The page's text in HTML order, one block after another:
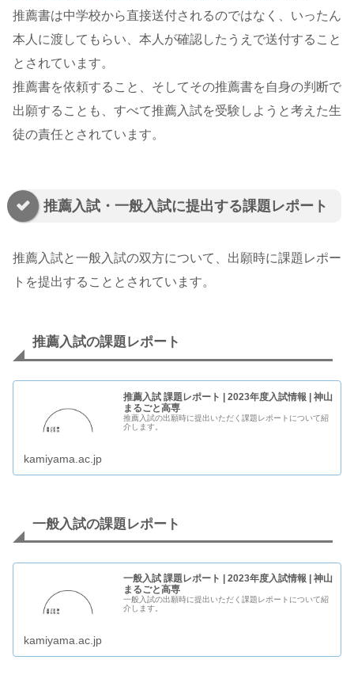
推薦書は中学校から直接送付されるのではなく、いったん
本人に渡してもらい、本人が確認したうえで送付すること
とされています。
推薦書を依頼すること、そしてその推薦書を自身の判断で
出願することも、すべて推薦入試を受験しようと考えた生
徒の責任とされています。
推薦入試・一般入試に提出する課題レポート
推薦入試と一般入試の双方について、出願時に課題レポー
トを提出することとされています。
推薦入試の課題レポート
推薦入試 課題レポート | 2023年度入試情報 | 神山
まるごと高専
推薦入試の出願時に提出いただく課題レポートについて紹
介します。
kamiyama.ac.jp
一般入試の課題レポート
一般入試 課題レポート | 2023年度入試情報 | 神山
まるごと高専
一般入試の出願時に提出いただく課題レポートについて紹
介します。
kamiyama.ac.jp